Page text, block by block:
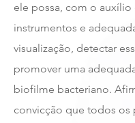
ele possa, com o auxílio
instrumentos e
visualização, detectar
promover uma
biofilme bacteriano.
convicção que todos os